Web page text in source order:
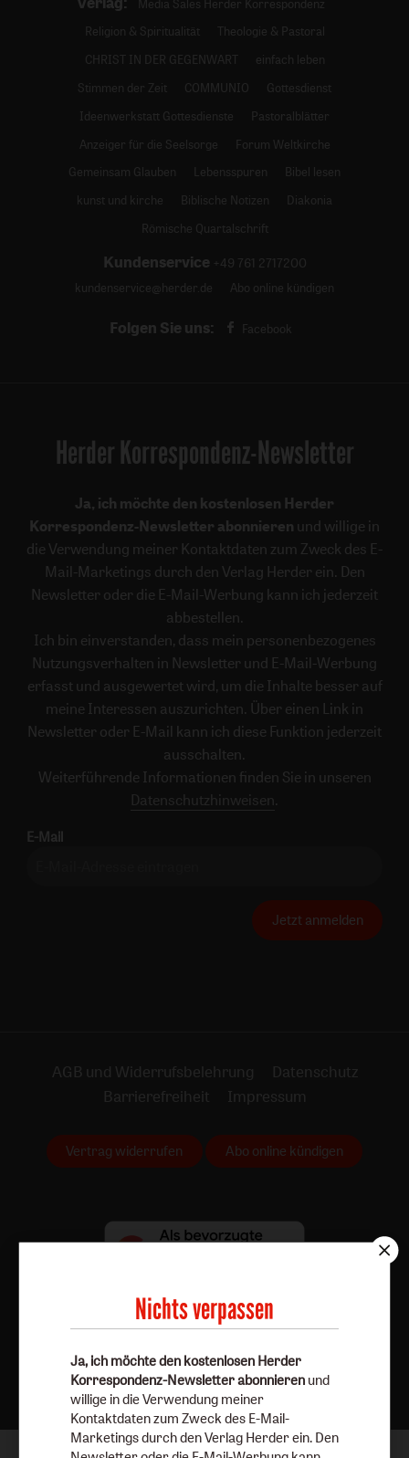
Religion & Spiritualität
Theologie & Pastoral
CHRIST IN DER GEGENWART
einfach leben
Stimmen der Zeit
COMMUNIO
Gottesdienst
Ideenwerkstatt Gottesdienste
Pastoralblätter
Anzeiger für die Seelsorge
Forum Weltkirche
Gemeinsam Glauben
Lebensspuren
Bibel lesen
kunst und kirche
Biblische Notizen
Diakonia
Römische Quartalschrift
Kundenservice +49 761 2717200
kundenservice@herder.de
Abo online kündigen
Folgen Sie uns: Facebook
Herder Korrespondenz-Newsletter
Ja, ich möchte den kostenlosen Herder
Korrespondenz-Newsletter abonnieren und willige in
die Verwendung meiner Kontaktdaten zum Zweck des E-
Mail-Marketings durch den Verlag Herder ein. Den
Newsletter oder die E-Mail-Werbung kann ich jederzeit
abbestellen.
Ich bin einverstanden, dass mein personenbezogenes
Nutzungsverhalten in Newsletter und E-Mail-Werbung
erfasst und ausgewertet wird, um die Inhalte besser auf
meine Interessen auszurichten. Über einen Link in
Newsletter oder E-Mail kann ich diese Funktion jederzeit
ausschalten.
Weiterführende Informationen finden Sie in unseren
Datenschutzhinweisen .
E-Mail
Jetzt anmelden
AGB und Widerrufsbelehrung
Datenschutz
Barrierefreiheit
Impressum
Vertrag widerrufen Abo online kündigen
Nach oben
Nichts verpassen
Ja, ich möchte den kostenlosen Herder
Korrespondenz-Newsletter abonnieren und
willige in die Verwendung meiner
Kontaktdaten zum Zweck des E-Mail-
Marketings durch den Verlag Herder ein. Den